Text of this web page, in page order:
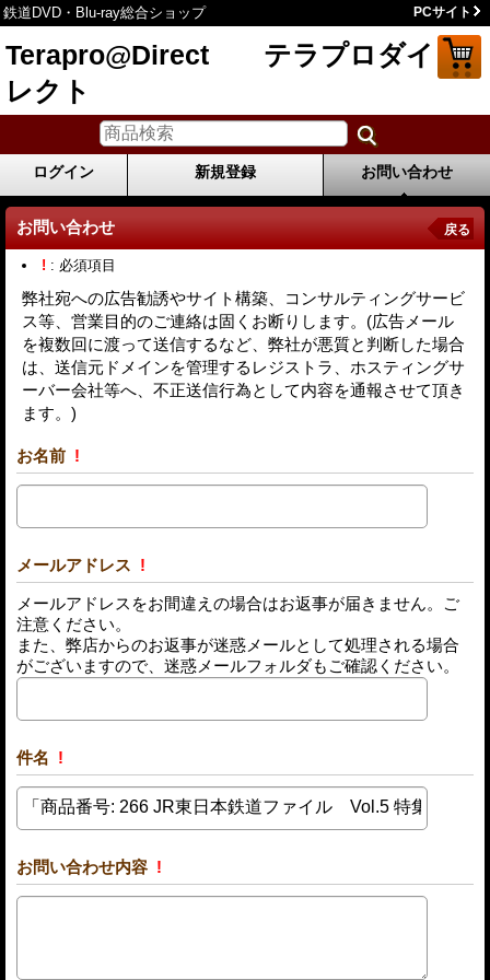
鉄道DVD・Blu-ray総合ショップ PCサイト
Terapro@Direct テラプロダイ
レクト
ログイン 新規登録 お問い合わせ
お問い合わせ 戻る
! : 必須項目
弊社宛への広告勧誘やサイト構築、コンサルティングサービ
ス等、営業目的のご連絡は固くお断りします。(広告メール
を複数回に渡って送信するなど、弊社が悪質と判断した場合
は、送信元ドメインを管理するレジストラ、ホスティングサ
ーバー会社等へ、不正送信行為として内容を通報させて頂き
ます。)
お名前 !
メールアドレス !
メールアドレスをお間違えの場合はお返事が届きません。ご
注意ください。
また、弊店からのお返事が迷惑メールとして処理される場合
がございますので、迷惑メールフォルダもご確認ください。
件名 !
お問い合わせ内容 !